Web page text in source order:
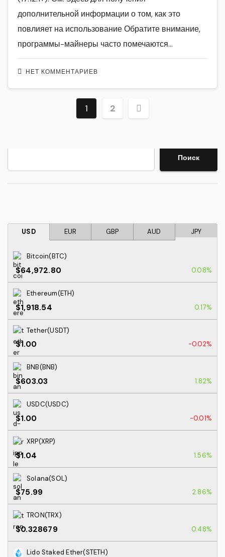
НЕТ КОММЕНТАРИЕВ
дополнительной информации о том, как это
повлияет на использование Обратите внимание,
программы-майнеры часто помечаются…
Пагинация
1 2
Поиск
USD EUR GBP AUD JPY
Bitcoin(BTC)
$64,972.80 0.08%
Ethereum(ETH)
$1,918.54 0.17%
Tether(USDT)
$1.00 -0.02%
BNB(BNB)
$603.03 1.82%
USDC(USDC)
$1.00 -0.01%
XRP(XRP)
$1.04 1.56%
Solana(SOL)
$75.99 2.86%
TRON(TRX)
$0.328679 0.48%
Lido Staked Ether(STETH)